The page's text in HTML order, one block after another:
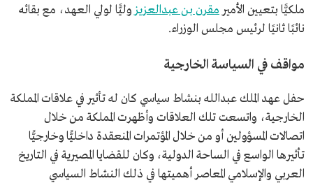
ملكيًّا بتعيين الأميرمقرن بن عبدالعزيزوليًّا لولي العهد، مع بقائه
نائبًا ثانيًا لرئيس مجلس الوزراء.
مواقف في السياسة الخارجية
حفل عهد الملك عبدالله بنشاط سياسي كان له تأثير في علاقات المملكة
الخارجية، واتسعت تلك العلاقات وأظهرت المملكة من خلال
اتصالات المسؤولين أو من خلال المؤتمرات المنعقدة داخليًّا وخارجيًّا
تأثيرها الواسع في الساحة الدولية، وكان للقضايا المصيرية في التاريخ
العربي والإسلامي المعاصر أهميتها في ذلك النشاط السياسي